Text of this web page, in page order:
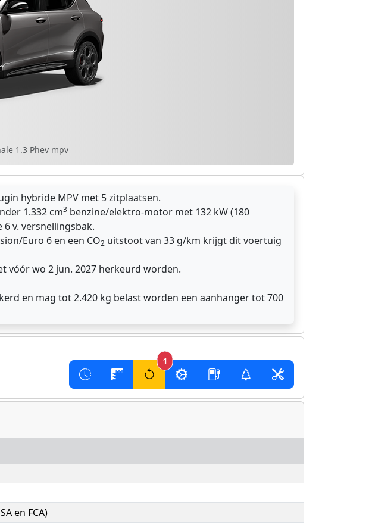
1.3 Phev mpv
hybride MPV met 5 zitplaatsen.
1.332 cm3 benzine/elektro-motor met 132 kW (180
v. versnellingsbak.
Euro 6 en een CO2 uitstoot van 33 g/km krijgt dit voertuig
vóór wo 2 jun. 2027 herkeurd worden.
en mag tot 2.420 kg belast worden een aanhanger tot 700
1
en FCA)